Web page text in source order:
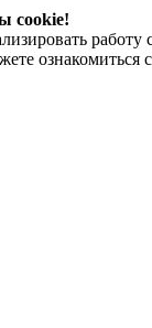
cookie!
работу
ознакомиться